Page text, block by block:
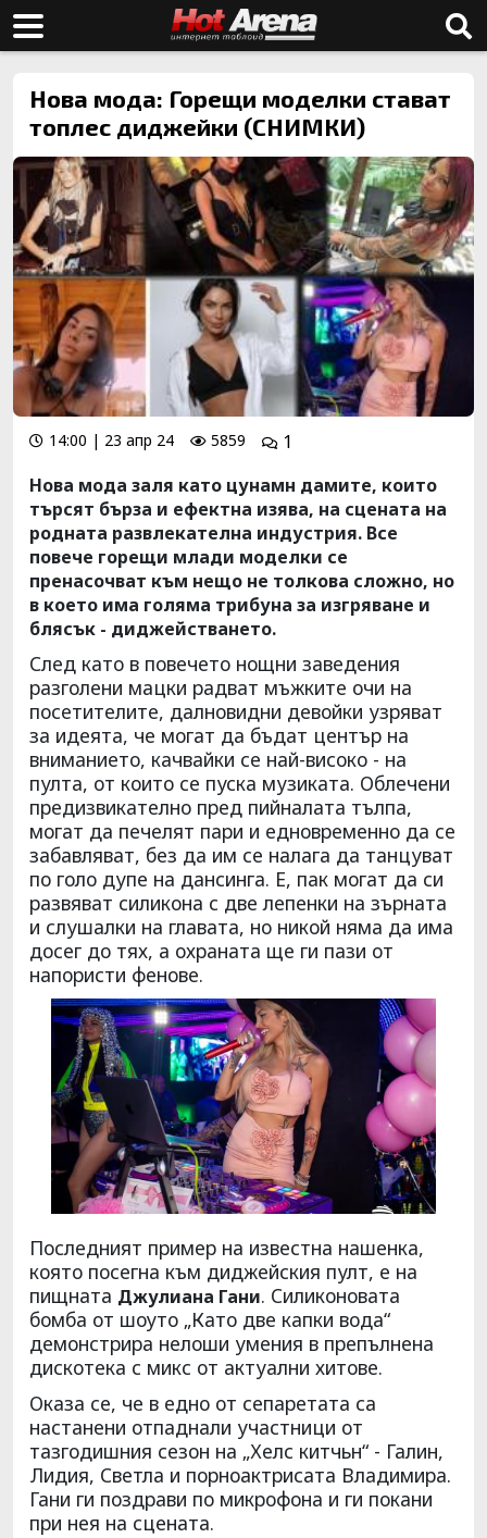
Нова мода: Горещи моделки стават
топлес диджейки (СНИМКИ)
14:00 | 23 апр 24 5859
1
Нова мода заля като цунамн дамите, които
търсят бърза и ефектна изява, на сцената на
родната развлекателна индустрия. Все
повече горещи млади моделки се
пренасочват към нещо не толкова сложно, но
в което има голяма трибуна за изгряване и
блясък - диджействането.
След като в повечето нощни заведения
разголени мацки радват мъжките очи на
посетителите, далновидни девойки узряват
за идеята, че могат да бъдат център на
вниманието, качвайки се най-високо - на
пулта, от които се пуска музиката. Облечени
предизвикателно пред пийналата тълпа,
могат да печелят пари и едновременно да се
забавляват, без да им се налага да танцуват
по голо дупе на дансинга. Е, пак могат да си
развяват силикона с две лепенки на зърната
и слушалки на главата, но никой няма да има
досег до тях, а охраната ще ги пази от
напористи фенове.
Последният пример на известна нашенка,
която посегна към диджейския пулт, е на
пищната Джулиана Гани. Силиконовата
бомба от шоуто „Като две капки вода“
демонстрира нелоши умения в препълнена
дискотека с микс от актуални хитове.
Оказа се, че в едно от сепаретата са
настанени отпаднали участници от
тазгодишния сезон на „Хелс китчьн“ - Галин,
Лидия, Светла и порноактрисата Владимира.
Гани ги поздрави по микрофона и ги покани
при нея на сцената.